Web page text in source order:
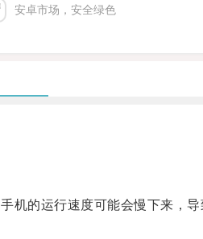
安卓市场，安全绿色
的运行速度可能会慢下来，导